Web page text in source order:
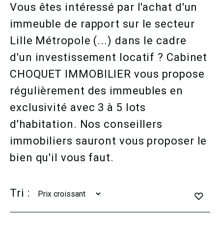
Vous êtes intéressé par l'achat d'un
immeuble de rapport sur le secteur
Lille Métropole (...) dans le cadre
d'un investissement locatif ? Cabinet
CHOQUET IMMOBILIER vous propose
régulièrement des immeubles en
exclusivité avec 3 à 5 lots
d'habitation. Nos conseillers
immobiliers sauront vous proposer le
bien qu'il vous faut.
Tri :